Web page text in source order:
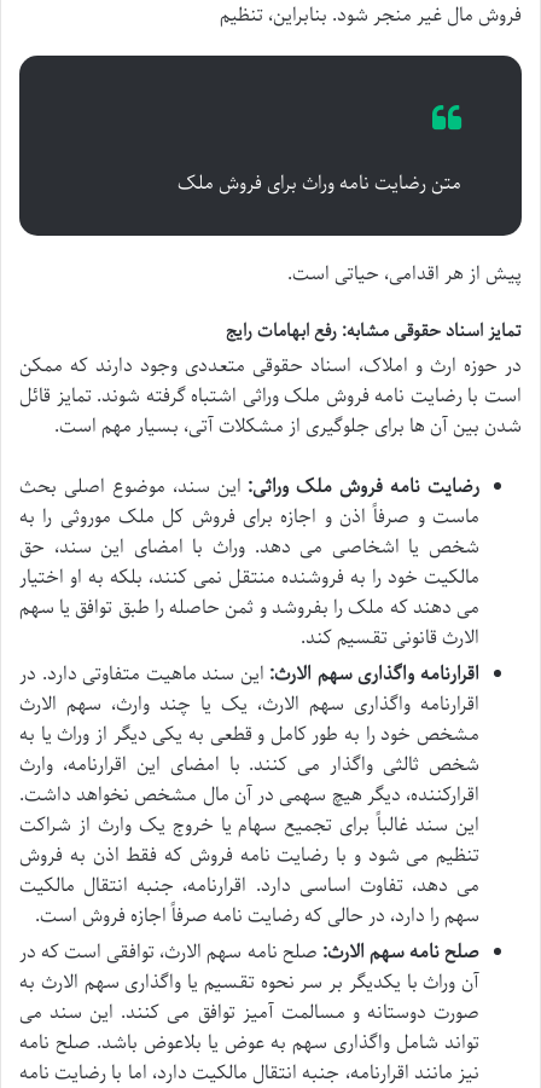
فروش مال غیر منجر شود. بنابراین، تنظیم
متن رضایت نامه وراث برای فروش ملک
پیش از هر اقدامی، حیاتی است.
تمایز اسناد حقوقی مشابه: رفع ابهامات رایج
در حوزه ارث و املاک، اسناد حقوقی متعددی وجود دارند که ممکن
است با رضایت نامه فروش ملک وراثی اشتباه گرفته شوند. تمایز قائل
شدن بین آن ها برای جلوگیری از مشکلات آتی، بسیار مهم است.
رضایت نامه فروش ملک وراثی: این سند، موضوع اصلی بحث
ماست و صرفاً اذن و اجازه برای فروش کل ملک موروثی را به
شخص یا اشخاصی می دهد. وراث با امضای این سند، حق
مالکیت خود را به فروشنده منتقل نمی کنند، بلکه به او اختیار
می دهند که ملک را بفروشد و ثمن حاصله را طبق توافق یا سهم
الارث قانونی تقسیم کند.
اقرارنامه واگذاری سهم الارث: این سند ماهیت متفاوتی دارد. در
اقرارنامه واگذاری سهم الارث، یک یا چند وارث، سهم الارث
مشخص خود را به طور کامل و قطعی به یکی دیگر از وراث یا به
شخص ثالثی واگذار می کنند. با امضای این اقرارنامه، وارث
اقرارکننده، دیگر هیچ سهمی در آن مال مشخص نخواهد داشت.
این سند غالباً برای تجمیع سهام یا خروج یک وارث از شراکت
تنظیم می شود و با رضایت نامه فروش که فقط اذن به فروش
می دهد، تفاوت اساسی دارد. اقرارنامه، جنبه انتقال مالکیت
سهم را دارد، در حالی که رضایت نامه صرفاً اجازه فروش است.
صلح نامه سهم الارث: صلح نامه سهم الارث، توافقی است که در
آن وراث با یکدیگر بر سر نحوه تقسیم یا واگذاری سهم الارث به
صورت دوستانه و مسالمت آمیز توافق می کنند. این سند می
تواند شامل واگذاری سهم به عوض یا بلاعوض باشد. صلح نامه
نیز مانند اقرارنامه، جنبه انتقال مالکیت دارد، اما با رضایت نامه